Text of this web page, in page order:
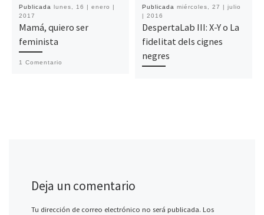
Publicada
lunes, 16 | enero |
2017
Mamá, quiero ser
feminista
1 Comentario
Publicada miércoles, 27 | julio
| 2016
DespertaLab III: X-Y o La
fidelitat dels cignes
negres
Deja un comentario
Tu dirección de correo electrónico no será publicada. Los